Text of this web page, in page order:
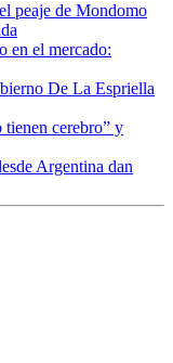
peaje de Mondomo
en el mercado:
De La Espriella
cerebro” y
Argentina dan